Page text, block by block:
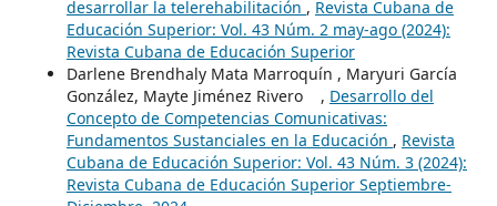
desarrollar la telerehabilitación , Revista Cubana de
Educación Superior: Vol. 43 Núm. 2 may-ago (2024):
Revista Cubana de Educación Superior
Darlene Brendhaly Mata Marroquín , Maryuri García
González, Mayte Jiménez Rivero , Desarrollo del
Concepto de Competencias Comunicativas:
Fundamentos Sustanciales en la Educación , Revista
Cubana de Educación Superior: Vol. 43 Núm. 3 (2024):
Revista Cubana de Educación Superior Septiembre-